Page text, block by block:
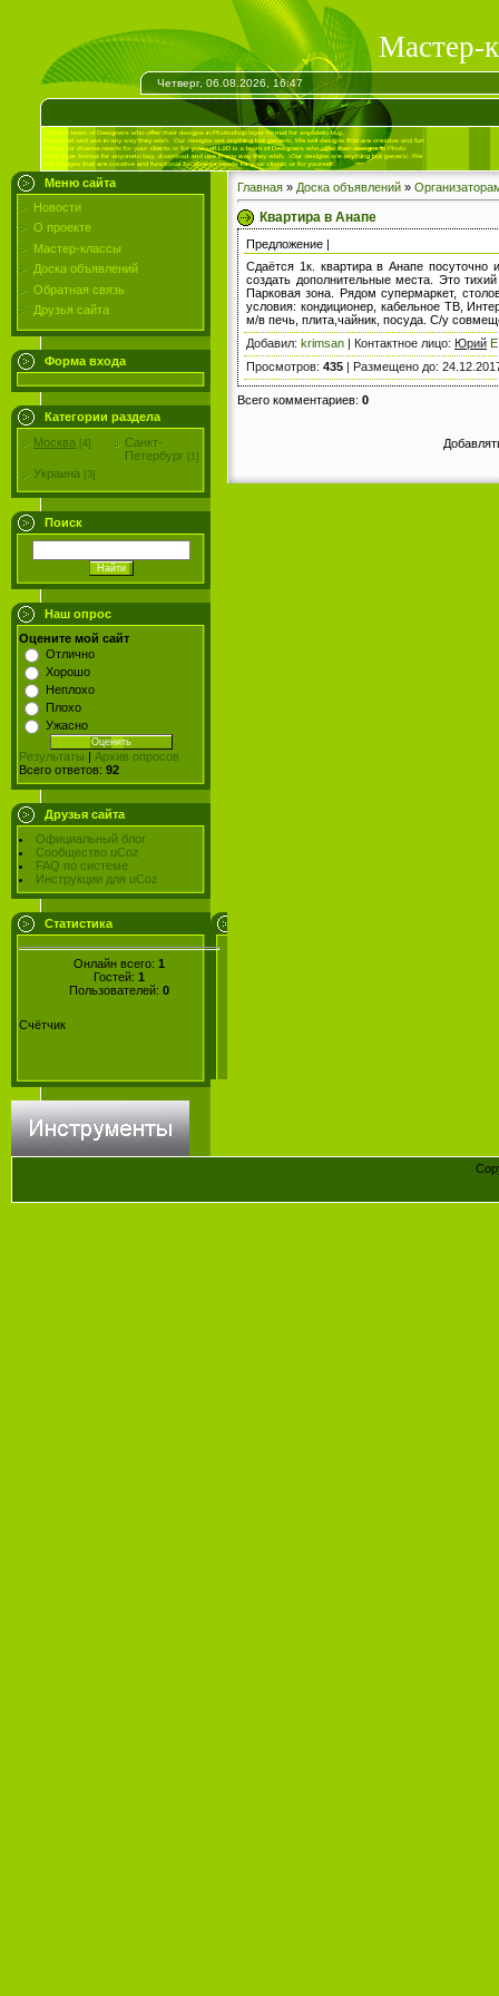
Мастер-
Четверг, 06.08.2026, 16:47
Меню сайта
Новости
О проекте
Мастер-классы
Доска объявлений
Обратная связь
Друзья сайта
Форма входа
Категории раздела
Москва
[4]
Санкт-
Петербург
[1]
Украина [3]
Поиск
Наш опрос
Оцените мой сайт
Отлично
Хорошо
Неплохо
Плохо
Ужасно
Результаты | Архив опросов
Всего ответов: 92
Друзья сайта
Официальный блог
Сообщество uCoz
FAQ по системе
Инструкции для uCoz
Статистика
Онлайн всего: 1
Гостей: 1
Пользователей: 0
Счётчик
Главная » Доска объявлений »
Квартира в Анапе
Предложение |
Сдаётся 1к. квартира в Анапе
создать дополнительные места. Это
Парковая зона. Рядом супермаркет,
условия: кондиционер, кабельное ТВ,
м/в печь, плита,чайник, посуда. С/у
Добавил: krimsan | Контактное лицо: Юрий E
Просмотров: 435 | Размещено до:
Всего комментариев: 0